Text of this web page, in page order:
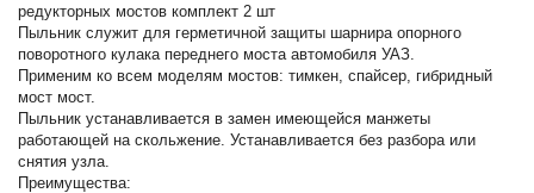
редукторных мостов комплект 2 шт
Пыльник служит для герметичной защиты шарнира опорного
поворотного кулака переднего моста автомобиля УАЗ.
Применим ко всем моделям мостов: тимкен, спайсер, гибридный
мост мост.
Пыльник устанавливается в замен имеющейся манжеты
работающей на скольжение. Устанавливается без разбора или
снятия узла.
Преимущества: